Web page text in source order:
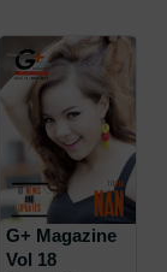
G+ Magazine
Vol 18